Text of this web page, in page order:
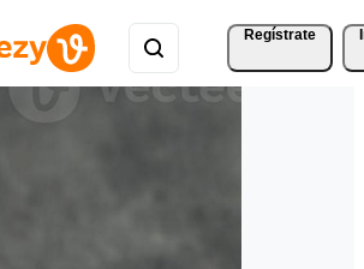
Regístrate